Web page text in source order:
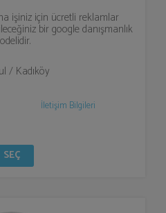
işiniz için ücretli reklamlar
bir google danışmanlık
/ Kadıköy
İletişim Bilgileri
SEÇ